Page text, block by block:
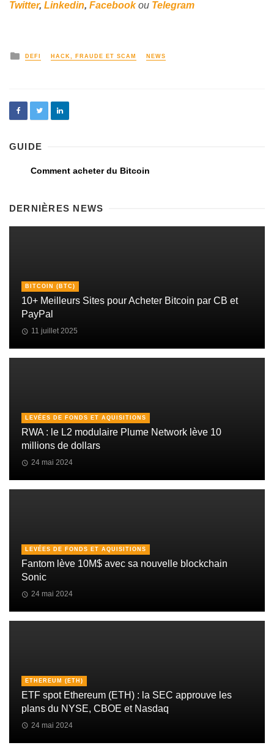
Twitter, Linkedin, Facebookou Telegram
DEFI HACK, FRAUDE ET SCAM NEWS
GUIDE
Comment acheter du Bitcoin
DERNIÈRES NEWS
BITCOIN (BTC)
10+ Meilleurs Sites pour Acheter Bitcoin par CB et
PayPal
11 juillet 2025
LEVÉES DE FONDS ET AQUISITIONS
RWA : le L2 modulaire Plume Network lève 10
millions de dollars
24 mai 2024
LEVÉES DE FONDS ET AQUISITIONS
Fantom lève 10M$ avec sa nouvelle blockchain
Sonic
24 mai 2024
ETHEREUM (ETH)
ETF spot Ethereum (ETH) : la SEC approuve les
plans du NYSE, CBOE et Nasdaq
24 mai 2024